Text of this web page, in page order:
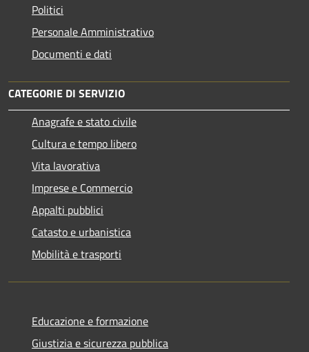
Politici
Personale Amministrativo
Documenti e dati
CATEGORIE DI SERVIZIO
Anagrafe e stato civile
Cultura e tempo libero
Vita lavorativa
Imprese e Commercio
Appalti pubblici
Catasto e urbanistica
Mobilità e trasporti
Educazione e formazione
Giustizia e sicurezza pubblica